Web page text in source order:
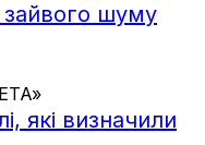
шуму
які визначили